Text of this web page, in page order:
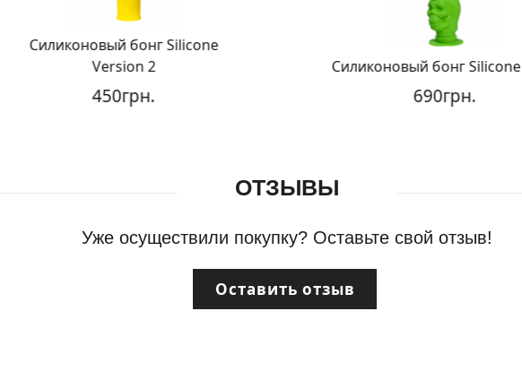
Силиконовый бонг Silicone
Version 2
450грн.
Силиконовый бонг Silicone Skull
690грн.
ОТЗЫВЫ
Уже осуществили покупку? Оставьте свой отзыв!
Оставить отзыв